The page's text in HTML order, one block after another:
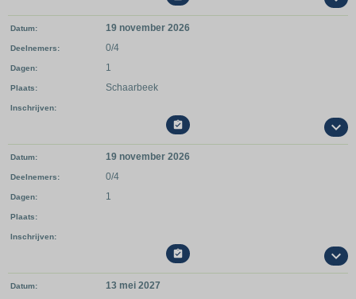
Datum 19 november 2026
Deelnemers 0/4
Dagen 1
Plaats Schaarbeek
Inschrijven

Datum 19 november 2026
Deelnemers 0/4
Dagen 1
Plaats
Inschrijven

Datum 13 mei 2027